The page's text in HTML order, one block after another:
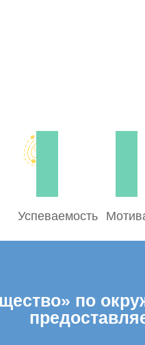
Успеваемость
по